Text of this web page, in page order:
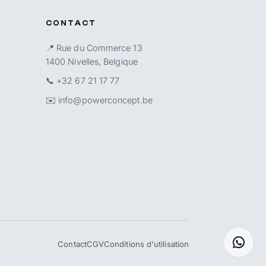
CONTACT
📍 Rue du Commerce 13
1400 Nivelles, Belgique
📞 +32 67 21 17 77
✉️ info@powerconcept.be
ContactCGVConditions d'utilisation